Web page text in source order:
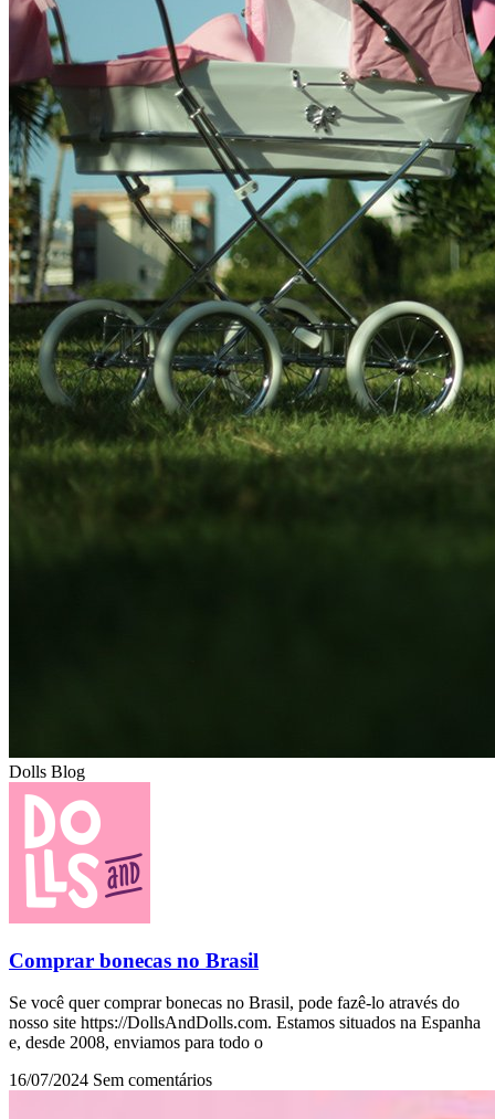
Dolls Blog
Comprar bonecas no Brasil
Se você quer comprar bonecas no Brasil, pode fazê-lo através do
nosso site https://DollsAndDolls.com. Estamos situados na Espanha
e, desde 2008, enviamos para todo o
16/07/2024 Sem comentários